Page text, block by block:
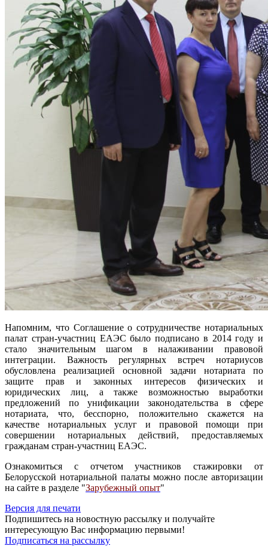
Напомним, что Соглашение о сотрудничестве нотариальных
палат стран-участниц ЕАЭС было подписано в 2014 году и
стало значительным шагом в налаживании правовой
интеграции. Важность регулярных встреч нотариусов
обусловлена реализацией основной задачи нотариата по
защите прав и законных интересов физических и
юридических лиц, а также возможностью выработки
предложений по унификации законодательства в сфере
нотариата, что, бесспорно, положительно скажется на
качестве нотариальных услуг и правовой помощи при
совершении нотариальных действий, предоставляемых
гражданам стран-участниц ЕАЭС.
Ознакомиться с отчетом участников стажировки от
Белорусской нотариальной палаты можно после авторизации
на сайте в разделе "Зарубежный опыт"
Версия для печати
Подпишитесь на новостную рассылку и получайте
интересующую Вас информацию первыми!
Подписаться на рассылку